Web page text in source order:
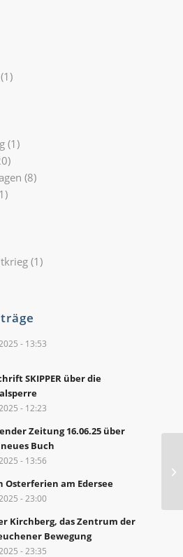
(1)
(1)
(8)
(1)
- 13:53
SKIPPER über die
- 12:23
Zeitung 16.06.25 über
Buch
- 13:56
Osterferien am Edersee
- 23:00
Kirchberg, das Zentrum der
Bewegung
- 23:35